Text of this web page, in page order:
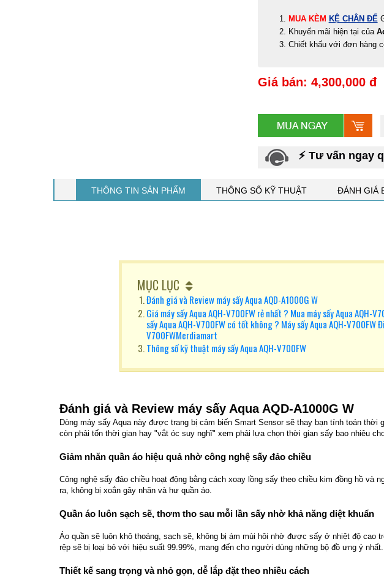
MUA KÈM KỆ CHÂN ĐẾ
Khuyến mãi hiện tại của
Chiết khấu với đơn hàng
Giá bán: 4,300,000 đ
⚡ Tư vấn ngay
THÔNG TIN SẢN PHẨM THÔNG SỐ KỸ THUẬT ĐÁNH GIÁ
MỤC LỤC
Đánh giá và Review máy sấy Aqua AQD-A1000G W
Giá máy sấy Aqua AQH-V700FW rẻ nhất ? Mua máy sấy Aqua AQH-
sấy Aqua AQH-V700FW có tốt không ? Máy sấy Aqua AQH-V700FW
V700FWMerdiamart
Thông số kỹ thuật máy sấy Aqua AQH-V700FW
Đánh giá và Review máy sấy Aqua AQD-A1000G W
Dòng máy sấy Aqua này được trang bị cảm biến Smart Sensor sẽ thay bạn tính toán thời
còn phải tốn thời gian hay "vắt óc suy nghĩ" xem phải lựa chọn thời gian sấy bao nhiêu
Giảm nhăn quần áo hiệu quả nhờ công nghệ sấy đảo chiều
Công nghệ sấy đảo chiều hoạt động bằng cách xoay lồng sấy theo chiều kim đồng hồ
ra, không bị xoắn gây nhăn và hư quần áo.
Quần áo luôn sạch sẽ, thơm tho sau mỗi lần sấy nhờ khả năng diệt khuẩn
Áo quần sẽ luôn khô thoáng, sạch sẽ, không bị ám mùi hôi nhờ được sấy ở nhiệt độ cao
rệp sẽ bị loại bỏ với hiệu suất 99.99%, mang đến cho người dùng những bộ đồ ưng ý nhất.
Thiết kế sang trọng và nhỏ gọn, dễ lắp đặt theo nhiều cách